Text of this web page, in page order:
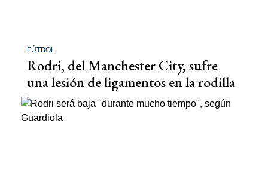
FÚTBOL
Rodri, del Manchester City, sufre
una lesión de ligamentos en la rodilla